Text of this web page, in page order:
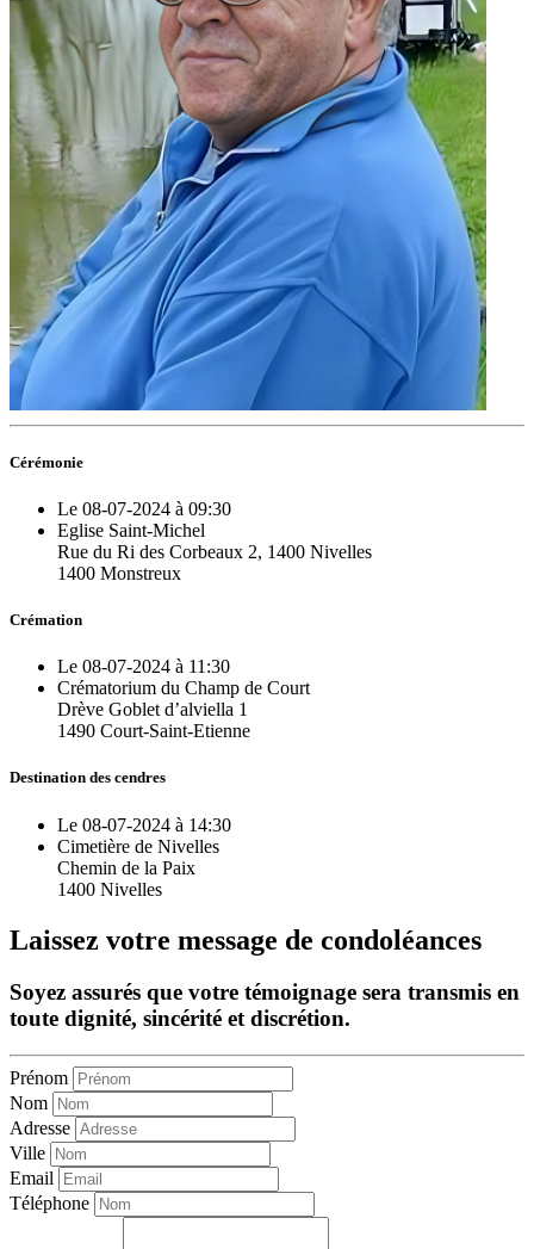
Cérémonie
Le 08-07-2024 à 09:30
Eglise Saint-Michel
Rue du Ri des Corbeaux 2, 1400 Nivelles
1400 Monstreux
Crémation
Le 08-07-2024 à 11:30
Crématorium du Champ de Court
Drève Goblet d’alviella 1
1490 Court-Saint-Etienne
Destination des cendres
Le 08-07-2024 à 14:30
Cimetière de Nivelles
Chemin de la Paix
1400 Nivelles
Laissez votre message de condoléances
Soyez assurés que votre témoignage sera transmis en
toute dignité, sincérité et discrétion.
Prénom
Nom
Adresse
Ville
Email
Téléphone